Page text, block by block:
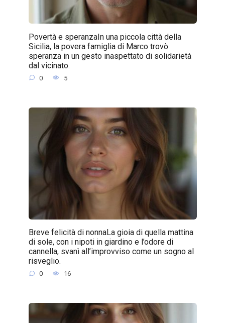
Povertà e speranzaIn una piccola città della
Sicilia, la povera famiglia di Marco trovò
speranza in un gesto inaspettato di solidarietà
dal vicinato.
0 5
Breve felicità di nonnaLa gioia di quella mattina
di sole, con i nipoti in giardino e l’odore di
cannella, svanì all’improvviso come un sogno al
risveglio.
0 16